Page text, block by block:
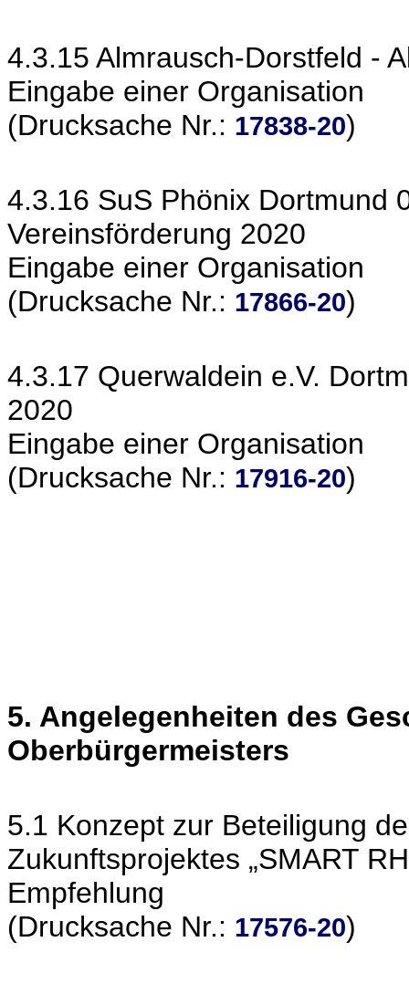
4.3.15 Almrausch-Dorstfeld -
Eingabe einer Organisation
(Drucksache Nr.: 17838-20)
4.3.16 SuS Phönix Dortmund
Vereinsförderung 2020
Eingabe einer Organisation
(Drucksache Nr.: 17866-20)
4.3.17 Querwaldein e.V.
2020
Eingabe einer Organisation
(Drucksache Nr.: 17916-20)
5. Angelegenheiten des
Oberbürgermeisters
5.1 Konzept zur Beteiligung
Zukunftsprojektes „SMART
Empfehlung
(Drucksache Nr.: 17576-20)